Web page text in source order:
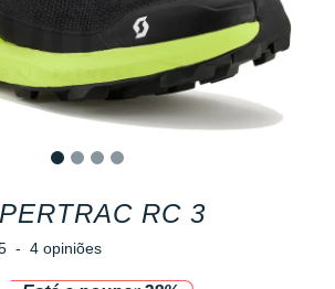
RC 3
- 4 opiniões